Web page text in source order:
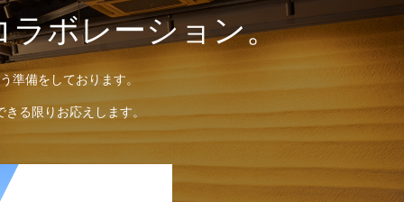
ラボレーション。
準備をしております。
る限りお応えします。